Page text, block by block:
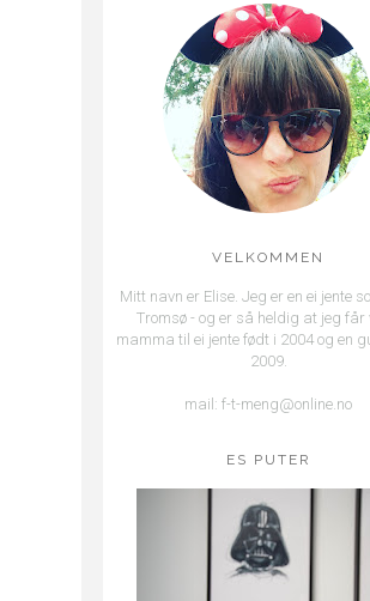
VELKOMMEN
Mitt navn er Elise. Jeg er en ei jente
Tromsø - og er så heldig at jeg får
mamma til ei jente født i 2004 og en
2009.
mail: f-t-meng@online.no
ES PUTER